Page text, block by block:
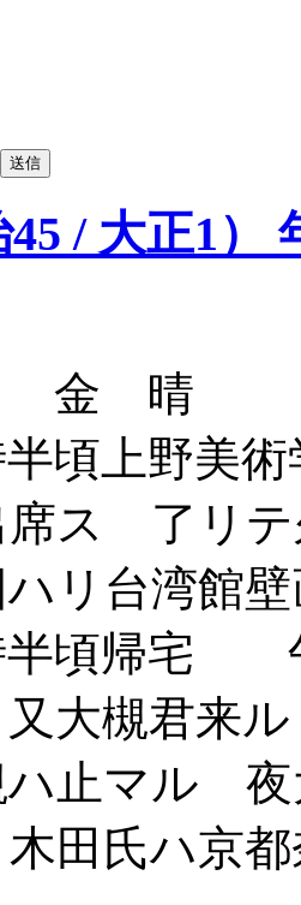
45 / 大正1）
金 晴
頃上野美術
席ス 了リ
リ台湾館
頃帰宅 午
大槻君来
ハ止マル
田氏ハ京都